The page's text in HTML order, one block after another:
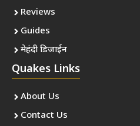
Reviews
Guides
मेहंदी डिजाईन
Quakes Links
About Us
Contact Us